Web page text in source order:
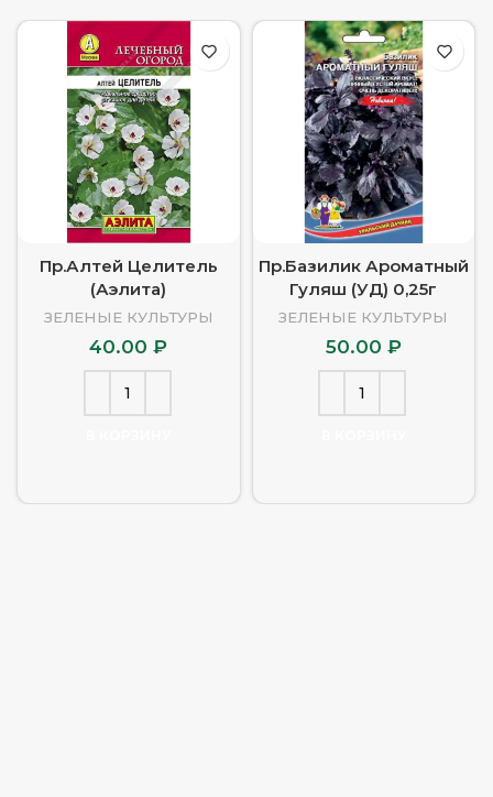
Пр.Алтей Целитель
(Аэлита)
ЗЕЛЕНЫЕ КУЛЬТУРЫ
40.00₽
Пр.Базилик Ароматный
Гуляш (УД) 0,25г
ЗЕЛЕНЫЕ КУЛЬТУРЫ
50.00 ₽